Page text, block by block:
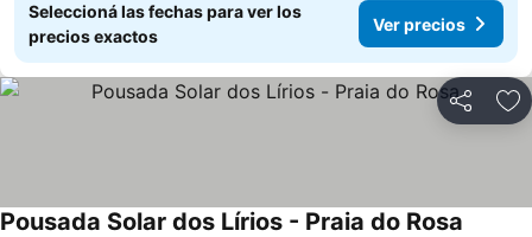
Seleccioná las fechas para ver los
precios exactos
Ver precios
Compartir
Pousada Solar dos Lírios - Praia do Rosa